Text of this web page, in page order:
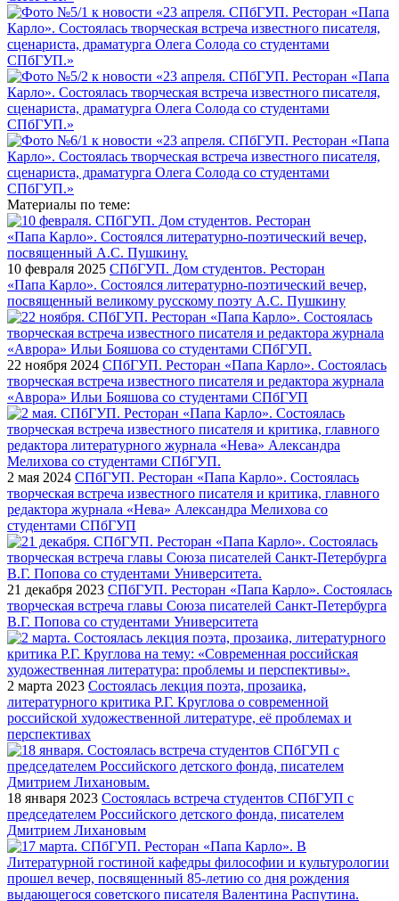
Материалы по теме:
10 февраля 2025 СПбГУП. Дом студентов. Ресторан
«Папа Карло». Состоялся литературно-поэтический вечер,
посвященный великому русскому поэту А.С. Пушкину
22 ноября 2024 СПбГУП. Ресторан «Папа Карло». Состоялась
творческая встреча известного писателя и редактора журнала
«Аврора» Ильи Бояшова со студентами СПбГУП
2 мая 2024 СПбГУП. Ресторан «Папа Карло». Состоялась
творческая встреча известного писателя и критика, главного
редактора журнала «Нева» Александра Мелихова со
студентами СПбГУП
21 декабря 2023 СПбГУП. Ресторан «Папа Карло». Состоялась
творческая встреча главы Союза писателей Санкт-Петербурга
В.Г. Попова со студентами Университета
2 марта 2023 Состоялась лекция поэта, прозаика,
литературного критика Р.Г. Круглова о современной
российской художественной литературе, её проблемах и
перспективах
18 января 2023 Состоялась встреча студентов СПбГУП с
председателем Российского детского фонда, писателем
Дмитрием Лихановым